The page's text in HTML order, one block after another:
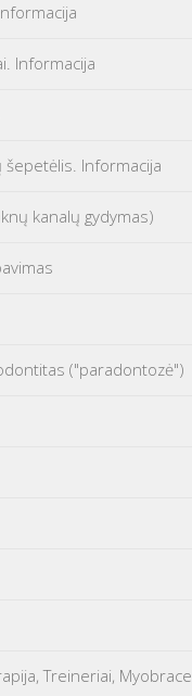
Informacija
šepetėlis. Informacija
kanalų gydymas)
("paradontozė")
Treineriai, Myobrace